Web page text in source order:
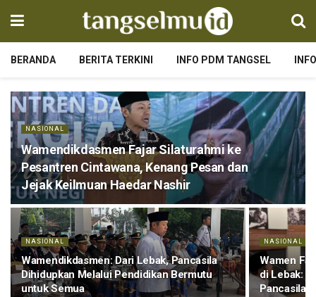
BERANDA BERITA TERKINI INFO PDM TANGSEL
NASIONAL
Wamendikdasmen Fajar Silaturahmi ke
Pesantren Cintawana, Kenang Pesan dan
Jejak Keilmuan Haedar Nashir
NASIONAL
Wamendikdasmen: Dari Lebak, Pancasila
Dihidupkan Melalui Pendidikan Bermutu
untuk Semua
NASIONAL
Wamen
di Lebak:
Pancasila